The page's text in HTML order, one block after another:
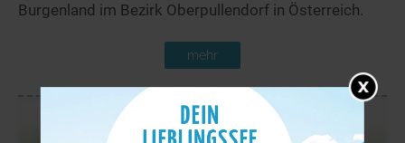
Burgenland im Bezirk Oberpullendorf in Österreich.
mehr